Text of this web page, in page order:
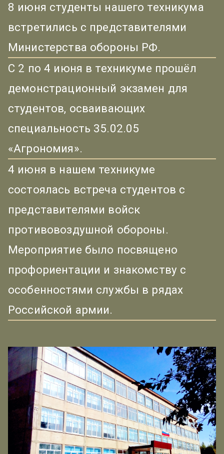
8 июня студенты нашего техникума
встретились с представителями
Министерства обороны РФ.
С 2 по 4 июня в техникуме прошёл
демонстрационный экзамен для
студентов, осваивающих
специальность 35.02.05
«Агрономия».
4 июня в нашем техникуме
состоялась встреча студентов с
представителями войск
противовоздушной обороны.
Мероприятие было посвящено
профориентации и знакомству с
особенностями службы в рядах
Российской армии.